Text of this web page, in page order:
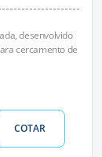
desenvolvido
cercamento de
COTAR